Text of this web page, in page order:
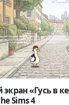
«Гусь в
Sims 4